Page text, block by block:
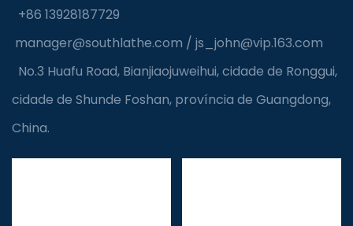
+86 13928187729
manager@southlathe.com / js_john@vip.163.com
No.3 Huafu Road, Bianjiaojuweihui, cidade de Ronggui,
cidade de Shunde Foshan, província de Guangdong,
China.